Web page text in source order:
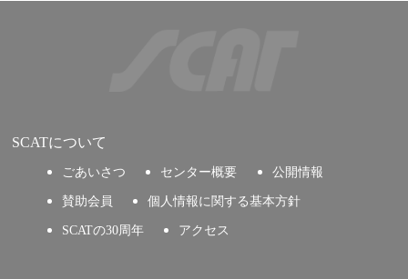
SCATについて
ごあいさつ センター概要
公開情報
賛助会員
個人情報に関する基本方針
SCATの30周年
アクセス